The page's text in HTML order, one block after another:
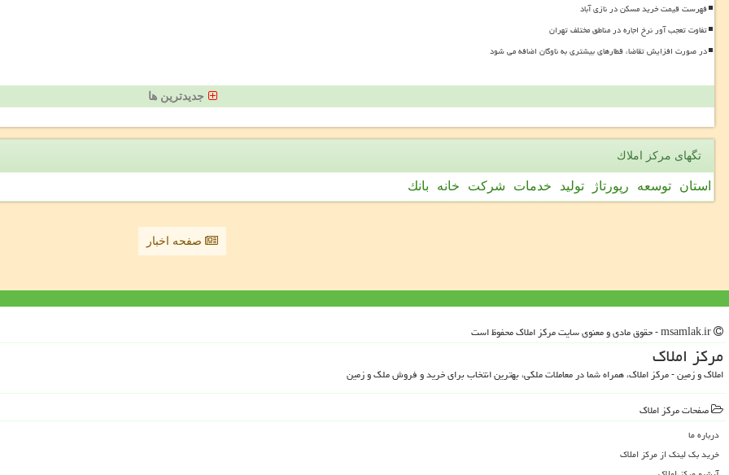
فهرست قیمت خرید مسکن در نازی آباد
تفاوت تعجب آور نرخ اجاره در مناطق مختلف تهران
در صورت افزایش تقاضا، قطارهای بیشتری به ناوگان اضافه می شود
جدیدترین ها
تگهای مركز املاك
استان توسعه رپورتاژ تولید خدمات شركت خانه بانك
صفحه اخبار
مركز املاك
املاک و زمین - مرکز املاک، همراه شما در معاملات ملکی، بهترین انتخاب برای خرید و فروش ملک و زمین
صفحات مركز املاك
درباره ما
خرید بک لینک از مركز املاك